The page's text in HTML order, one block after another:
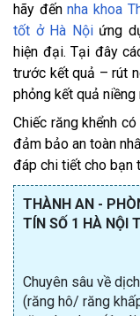
hãy đếnnha khoa
tốt ở Hà Nộiứng
hiện đại. Tại đây
trước kết quả – rút
phỏng kết quả
Chiếc răng khểnh
đảm bảo an toàn
đáp chi tiết cho bạn
THÀNH AN -
TÍN SỐ 1 HÀ NỘI
Chuyên sâu về
(răng hô/ răng